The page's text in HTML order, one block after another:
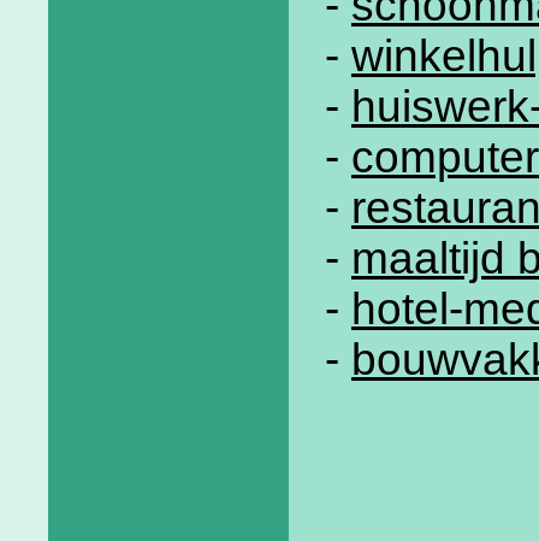
-
-
-
-
- maaltijd
- hotel-
-